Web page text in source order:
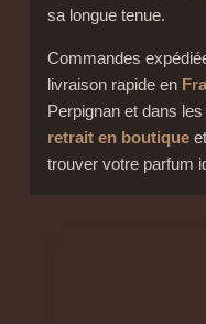
sa longue tenue.
Commandes
livraison rapide en
Perpignan et dans
retrait en boutique
trouver votre parfum